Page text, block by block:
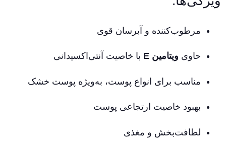
مرطوب‌کننده و آبرسان قوی
حاوی ویتامین E با خاصیت آنتی‌اکسیدانی
مناسب برای انواع پوست، به‌ویژه پوست خشک
بهبود خاصیت ارتجاعی پوست
لطافت‌بخش و مغذی